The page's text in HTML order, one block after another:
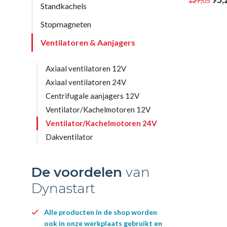
Standkachels
Stopmagneten
Ventilatoren & Aanjagers
Axiaal ventilatoren 12V
Axiaal ventilatoren 24V
Centrifugale aanjagers 12V
Ventilator/Kachelmotoren 12V
Ventilator/Kachelmotoren 24V
Dakventilator
De voordelen van
Dynastart
Alle producten in de shop worden
ook in onze werkplaats gebruikt en